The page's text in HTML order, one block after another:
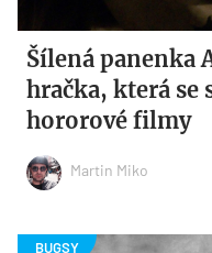
Šílená panenka
hračka, která se
hororové filmy
Martin Miko